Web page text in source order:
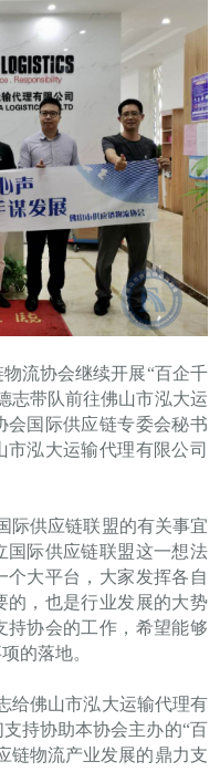
流协会继续开展“百企千
志带队前往佛山市泓大运
会国际供应链专委会秘书
泓大运输代理有限公司
供应链联盟的有关事宜
国际供应链联盟这一想法
大平台，大家发挥各自
的，也是行业发展的大势
持协会的工作，希望能够
的落地。
佛山市泓大运输代理有
持协助本协会主办的“百
链物流产业发展的鼎力支